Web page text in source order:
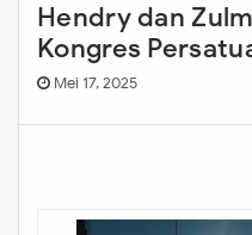
Hendry dan
Kongres
Paling Lambat
Mei 17, 2025